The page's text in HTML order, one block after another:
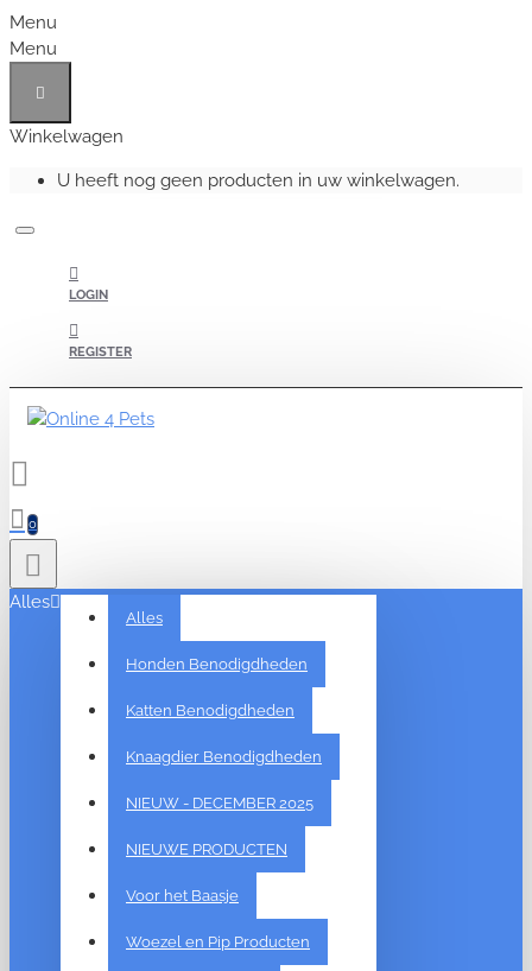
Menu
Menu
Winkelwagen
U heeft nog geen producten in uw winkelwagen.
LOGIN
REGISTER
0
Alles
Alles
Honden Benodigdheden
Katten Benodigdheden
Knaagdier Benodigdheden
NIEUW - DECEMBER 2025
NIEUWE PRODUCTEN
Voor het Baasje
Woezel en Pip Producten